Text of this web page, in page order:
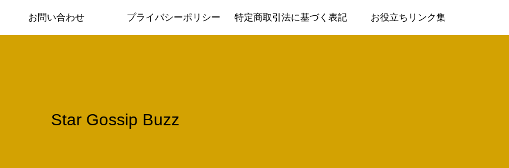
Star Gossip Buzz
お問い合わせ プライバシーポリシー 特定商取引法に基づく表記 お役立ちリンク集